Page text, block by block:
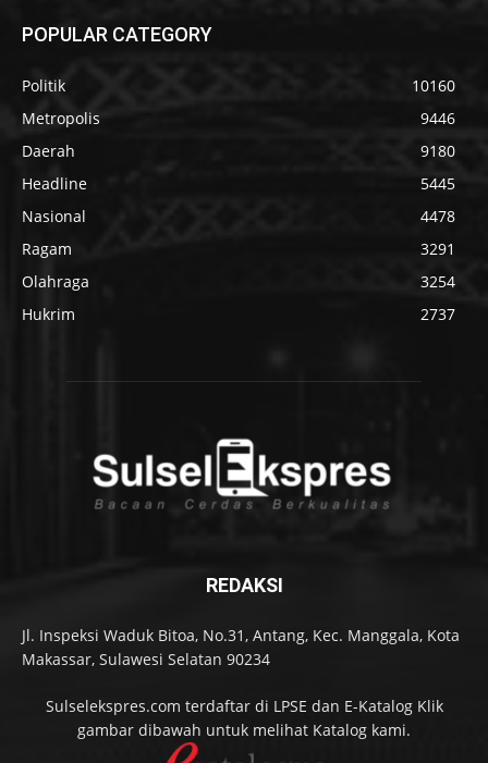
POPULAR CATEGORY
Politik
10160
Metropolis
9446
Daerah
9180
Headline
5445
Nasional
4478
Ragam
3291
Olahraga
3254
Hukrim
2737
REDAKSI
Jl. Inspeksi Waduk Bitoa, No.31, Antang, Kec. Manggala, Kota
Makassar, Sulawesi Selatan 90234
Sulselekspres.com terdaftar di LPSE dan E-Katalog Klik
gambar dibawah untuk melihat Katalog kami.